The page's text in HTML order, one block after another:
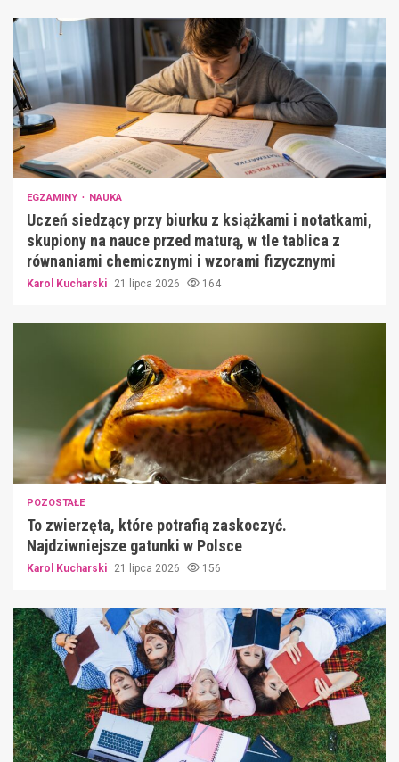
EGZAMINY NAUKA
Uczeń siedzący przy biurku z książkami i notatkami,
skupiony na nauce przed maturą, w tle tablica z
równaniami chemicznymi i wzorami fizycznymi
Karol Kucharski 21 lipca 2026 164
POZOSTAŁE
To zwierzęta, które potrafią zaskoczyć.
Najdziwniejsze gatunki w Polsce
Karol Kucharski 21 lipca 2026 156